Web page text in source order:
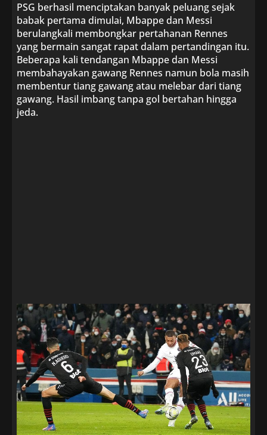
PSG berhasil menciptakan banyak peluang sejak
babak pertama dimulai, Mbappe dan Messi
berulangkali membongkar pertahanan Rennes
yang bermain sangat rapat dalam pertandingan itu.
Beberapa kali tendangan Mbappe dan Messi
membahayakan gawang Rennes namun bola masih
membentur tiang gawang atau melebar dari tiang
gawang. Hasil imbang tanpa gol bertahan hingga
jeda.